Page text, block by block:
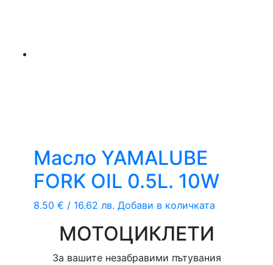
Масло YAMALUBE
FORK OIL 0.5L. 10W
8.50 € / 16.62 лв. Добави в количката
МОТОЦИКЛЕТИ
За вашите незабравими пътувания